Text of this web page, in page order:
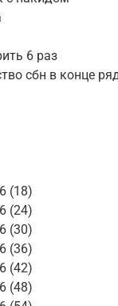
6 раз
сбн в конце
(18)
(24)
(30)
(36)
(42)
(48)